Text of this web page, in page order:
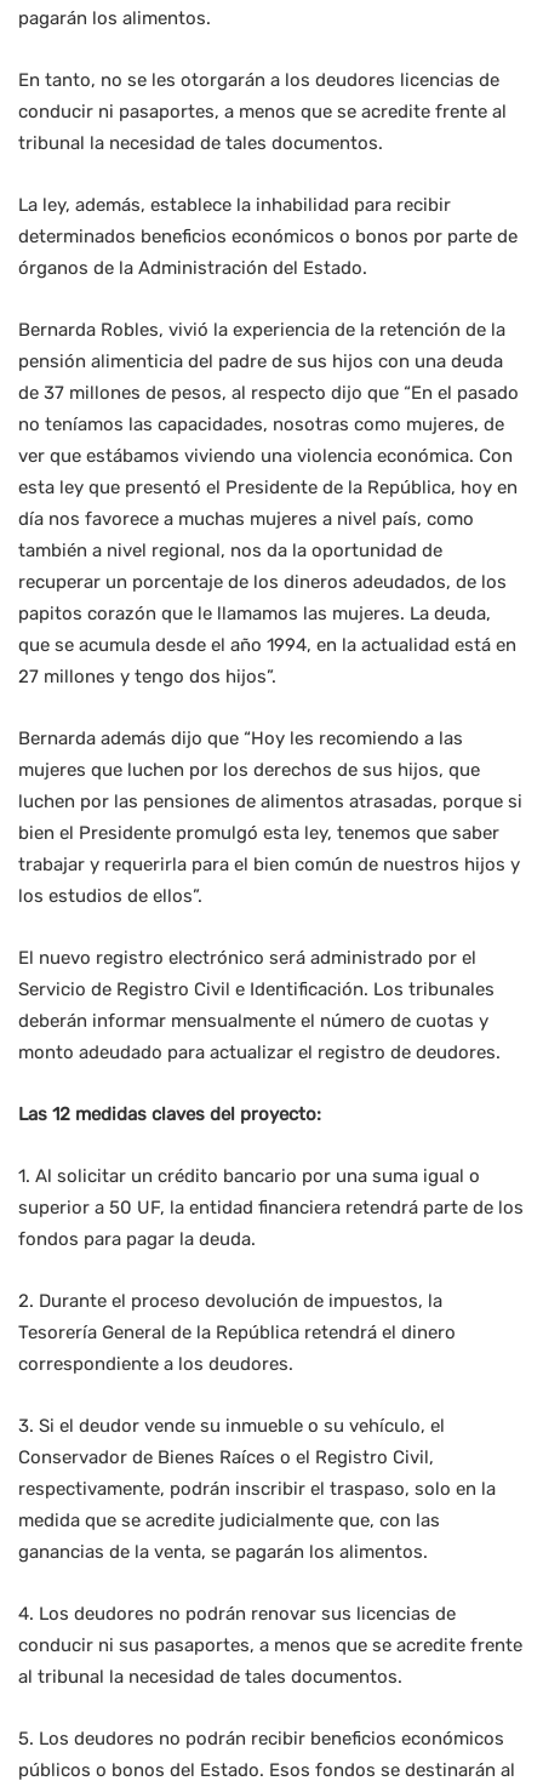
pagarán los alimentos.
En tanto, no se les otorgarán a los deudores licencias de
conducir ni pasaportes, a menos que se acredite frente al
tribunal la necesidad de tales documentos.
La ley, además, establece la inhabilidad para recibir
determinados beneficios económicos o bonos por parte de
órganos de la Administración del Estado.
Bernarda Robles, vivió la experiencia de la retención de la
pensión alimenticia del padre de sus hijos con una deuda
de 37 millones de pesos, al respecto dijo que “En el pasado
no teníamos las capacidades, nosotras como mujeres, de
ver que estábamos viviendo una violencia económica. Con
esta ley que presentó el Presidente de la República, hoy en
día nos favorece a muchas mujeres a nivel país, como
también a nivel regional, nos da la oportunidad de
recuperar un porcentaje de los dineros adeudados, de los
papitos corazón que le llamamos las mujeres. La deuda,
que se acumula desde el año 1994, en la actualidad está en
27 millones y tengo dos hijos”.
Bernarda además dijo que “Hoy les recomiendo a las
mujeres que luchen por los derechos de sus hijos, que
luchen por las pensiones de alimentos atrasadas, porque si
bien el Presidente promulgó esta ley, tenemos que saber
trabajar y requerirla para el bien común de nuestros hijos y
los estudios de ellos”.
El nuevo registro electrónico será administrado por el
Servicio de Registro Civil e Identificación. Los tribunales
deberán informar mensualmente el número de cuotas y
monto adeudado para actualizar el registro de deudores.
Las 12 medidas claves del proyecto:
1. Al solicitar un crédito bancario por una suma igual o
superior a 50 UF, la entidad financiera retendrá parte de los
fondos para pagar la deuda.
2. Durante el proceso devolución de impuestos, la
Tesorería General de la República retendrá el dinero
correspondiente a los deudores.
3. Si el deudor vende su inmueble o su vehículo, el
Conservador de Bienes Raíces o el Registro Civil,
respectivamente, podrán inscribir el traspaso, solo en la
medida que se acredite judicialmente que, con las
ganancias de la venta, se pagarán los alimentos.
4. Los deudores no podrán renovar sus licencias de
conducir ni sus pasaportes, a menos que se acredite frente
al tribunal la necesidad de tales documentos.
5. Los deudores no podrán recibir beneficios económicos
públicos o bonos del Estado. Esos fondos se destinarán al